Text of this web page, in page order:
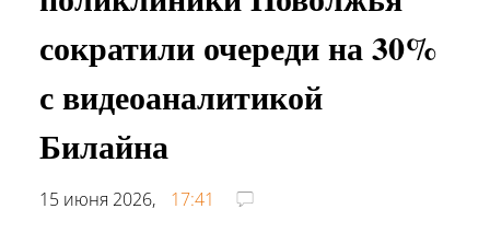
сократили очереди на 30%
с видеоаналитикой
Билайна
15 июня 2026,
17:41